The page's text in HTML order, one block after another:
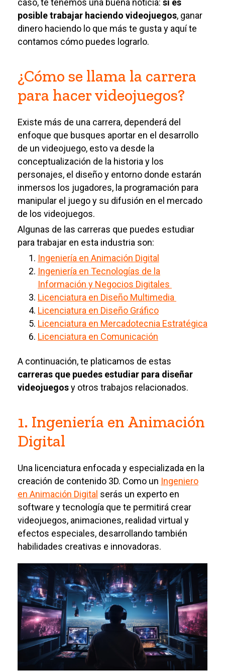
caso, te tenemos una buena noticia: sí es
posible trabajar haciendo videojuegos, ganar
dinero haciendo lo que más te gusta y aquí te
contamos cómo puedes lograrlo.
¿Cómo se llama la carrera
para hacer videojuegos?
Existe más de una carrera, dependerá del
enfoque que busques aportar en el desarrollo
de un videojuego, esto va desde la
conceptualización de la historia y los
personajes, el diseño y entorno donde estarán
inmersos los jugadores, la programación para
manipular el juego y su difusión en el mercado
de los videojuegos.
Algunas de las carreras que puedes estudiar
para trabajar en esta industria son:
Ingeniería en Animación Digital
Ingeniería en Tecnologías de la
Información y Negocios Digitales
Licenciatura en Diseño Multimedia
Licenciatura en Diseño Gráfico
Licenciatura en Mercadotecnia Estratégica
Licenciatura en Comunicación
A continuación, te platicamos de estas
carreras que puedes estudiar para diseñar
videojuegosy otros trabajos relacionados.
1. Ingeniería en Animación
Digital
Una licenciatura enfocada y especializada en la
creación de contenido 3D. Como un Ingeniero
en Animación Digital serás un experto en
software y tecnología que te permitirá crear
videojuegos, animaciones, realidad virtual y
efectos especiales, desarrollando también
habilidades creativas e innovadoras.